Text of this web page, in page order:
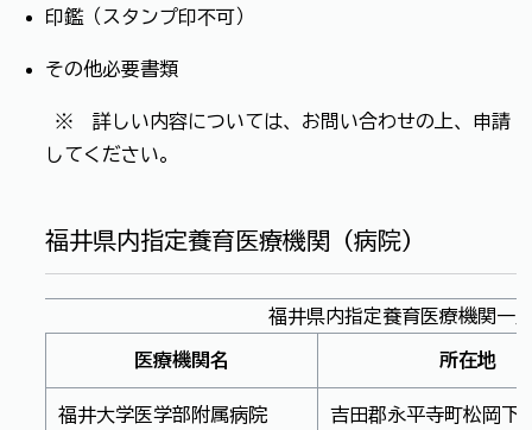
印鑑（スタンプ印不可）
その他必要書類
※ 詳しい内容については、お問い合わせの上、申請
してください。
福井県内指定養育医療機関（病院）
福井県内指定養育医療機関一
医療機関名 所在地
福井大学医学部附属病院 吉田郡永平寺町松岡下